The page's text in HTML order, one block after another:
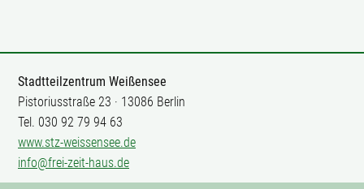
Stadtteilzentrum Weißensee
Pistoriusstraße 23 · 13086 Berlin
Tel. 030 92 79 94 63
www.stz-weissensee.de
info@frei-zeit-haus.de